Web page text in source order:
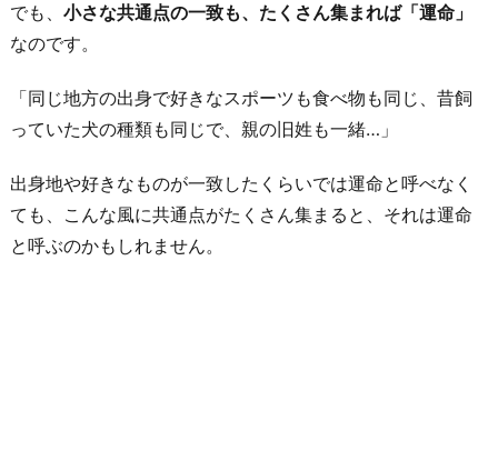
でも、 小さな共通点の一致も、たくさん集まれば「運命」
なのです。
「同じ地方の出身で好きなスポーツも食べ物も同じ、昔飼
っていた犬の種類も同じで、親の旧姓も一緒…」
出身地や好きなものが一致したくらいでは運命と呼べなく
ても、こんな風に共通点がたくさん集まると、それは運命
と呼ぶのかもしれません。